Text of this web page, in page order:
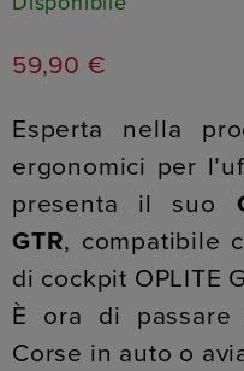
59,90 €
Esperta nella
ergonomici per
presenta il suo
GTR, compatibile
di cockpit OPLITE
È ora di
Corse in auto o